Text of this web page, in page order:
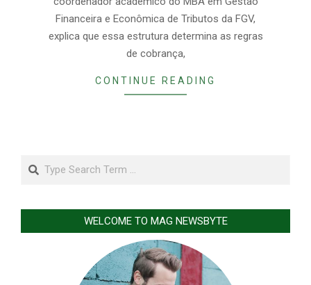
Financeira e Econômica de Tributos da FGV,
explica que essa estrutura determina as regras
de cobrança,
CONTINUE READING
Search
WELCOME TO MAG NEWSBYTE